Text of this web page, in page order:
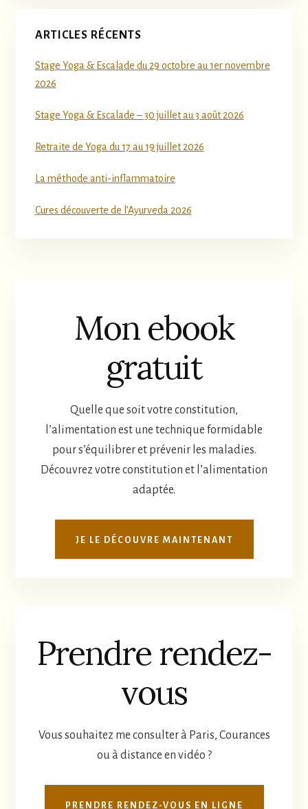
ARTICLES RÉCENTS
Stage Yoga & Escalade du 29 octobre au 1er novembre
2026
Stage Yoga & Escalade – 30 juillet au 3 août 2026
Retraite de Yoga du 17 au 19 juillet 2026
La méthode anti-inflammatoire
Cures découverte de l’Ayurveda 2026
Mon ebook
gratuit
Quelle que soit votre constitution,
l’alimentation est une technique formidable
pour s’équilibrer et prévenir les maladies.
Découvrez votre constitution et l’alimentation
adaptée.
JE LE DÉCOUVRE MAINTENANT
Prendre rendez-
vous
Vous souhaitez me consulter à Paris, Courances
ou à distance en vidéo ?
PRENDRE RENDEZ-VOUS EN LIGNE